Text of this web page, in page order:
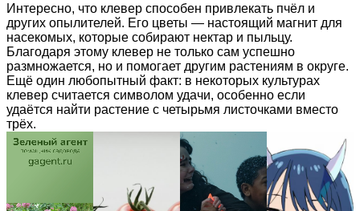
Интересно, что клевер способен привлекать пчёл и
других опылителей. Его цветы — настоящий магнит для
насекомых, которые собирают нектар и пыльцу.
Благодаря этому клевер не только сам успешно
размножается, но и помогает другим растениям в округе.
Ещё один любопытный факт: в некоторых культурах
клевер считается символом удачи, особенно если
удаётся найти растение с четырьмя листочками вместо
трёх.